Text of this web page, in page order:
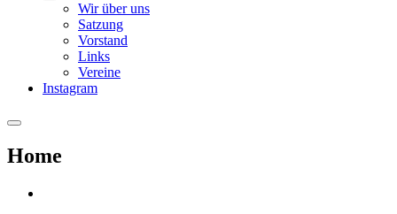
Wir über uns
Satzung
Vorstand
Links
Vereine
Instagram
Home